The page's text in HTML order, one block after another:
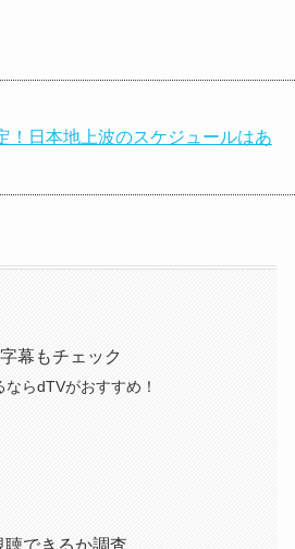
！日本地上波のスケジュールはあ
幕もチェック
らdTVがおすすめ！
できるか調査